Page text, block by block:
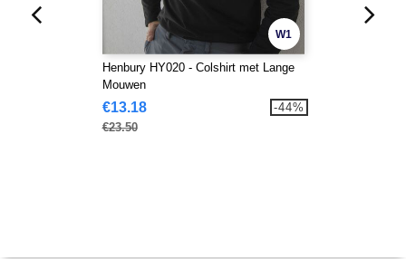
W1
Henbury HY020 - Colshirt met Lange
Mouwen
€13.18
€23.50
-44%